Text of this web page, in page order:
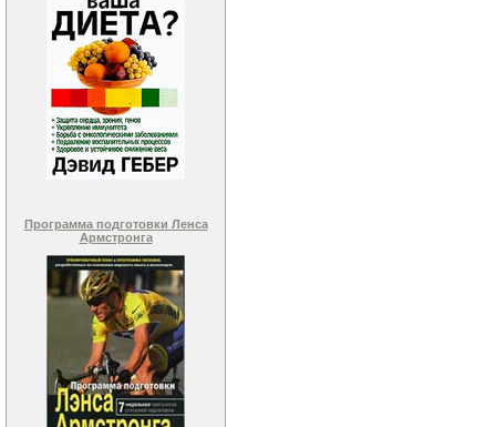
Программа подготовки Ленса
Армстронга